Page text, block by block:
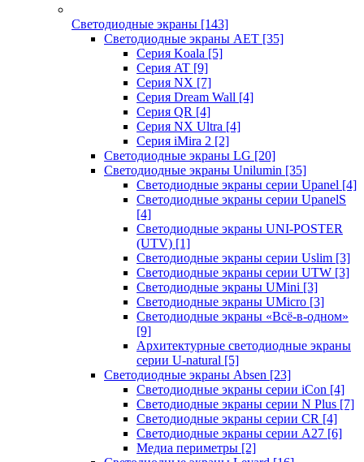
Светодиодные экраны [143]
Светодиодные экраны AET [35]
Cерия Koala [5]
Серия AT [9]
Серия NX [7]
Серия Dream Wall [4]
Серия QR [4]
Серия NX Ultra [4]
Серия iMira 2 [2]
Светодиодные экраны LG [20]
Светодиодные экраны Unilumin [35]
Светодиодные экраны серии Upanel [4]
Светодиодные экраны серии UpanelS
[4]
Светодиодные экраны UNI-POSTER
(UTV) [1]
Светодиодные экраны серии Uslim [3]
Светодиодные экраны серии UTW [3]
Светодиодные экраны UMini [3]
Светодиодные экраны UMicro [3]
Светодиодные экраны «Всё-в-одном»
[9]
Архитектурные светодиодные экраны
серии U-natural [5]
Светодиодные экраны Absen [23]
Светодиодные экраны серии iCon [4]
Светодиодные экраны серии N Plus [7]
Светодиодные экраны серии CR [4]
Светодиодные экраны серии А27 [6]
Медиа периметры [2]